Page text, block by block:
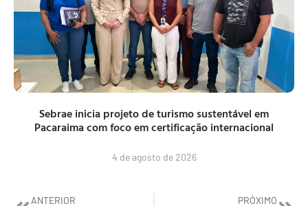
Sebrae inicia projeto de turismo sustentável em
Pacaraima com foco em certificação internacional
4 de agosto de 2026
ANTERIOR PRÓXIMO